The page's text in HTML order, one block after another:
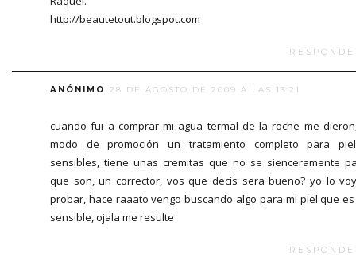
http://beautetout.blogspot.com
ANÓNIMO 28 DE AGOSTO DE 2009 A LAS 13:21
cuando fui a comprar mi agua termal de la roche me
modo de promoción un tratamiento completo para
sensibles, tiene unas cremitas que no se sienceramente
que son, un corrector, vos que decís sera bueno? yo lo
probar, hace raaato vengo buscando algo para mi piel que
sensible, ojala me resulte